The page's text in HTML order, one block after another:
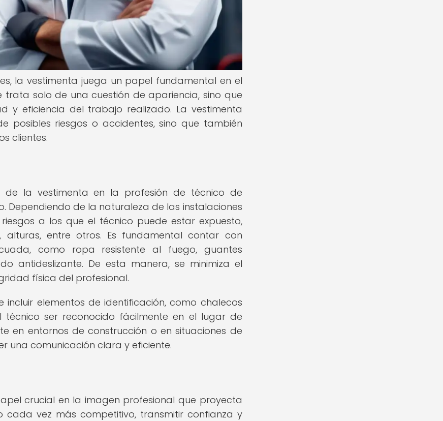
la vestimenta juega un papel fundamental en el
trata solo de una cuestión de apariencia, sino que
y eficiencia del trabajo realizado. La vestimenta
riesgos o accidentes, sino que también
clientes.
la vestimenta en la profesión de técnico de
Dependiendo de la naturaleza de las instalaciones
a los que el técnico puede estar expuesto,
alturas, entre otros. Es fundamental contar con
como ropa resistente al fuego, guantes
antideslizante. De esta manera, se minimiza el
física del profesional.
elementos de identificación, como chalecos
técnico ser reconocido fácilmente en el lugar de
en entornos de construcción o en situaciones de
una comunicación clara y eficiente.
crucial en la imagen profesional que proyecta
cada vez más competitivo, transmitir confianza y